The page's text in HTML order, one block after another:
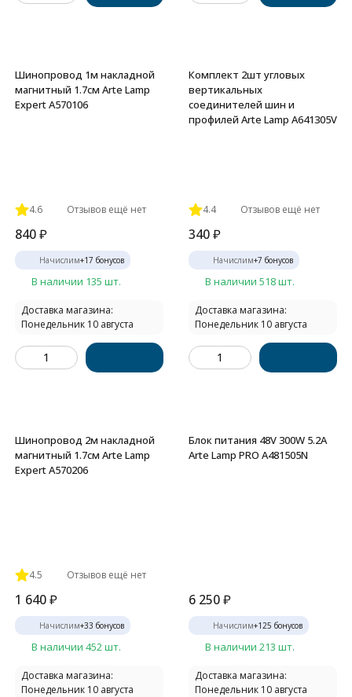
Шинопровод 1м накладной
магнитный 1.7см Arte Lamp
Expert A570106
4.6 Отзывов ещё нет
840₽
Начислим+17 бонусов
В наличии 135 шт.
Доставка магазина:
Понедельник 10 августа
Комплект 2шт угловых
вертикальных
соединителей шин и
профилей Arte Lamp A641305V
4.4 Отзывов ещё нет
340₽
Начислим+7 бонусов
В наличии 518 шт.
Доставка магазина:
Понедельник 10 августа
Шинопровод 2м накладной
магнитный 1.7см Arte Lamp
Expert A570206
4.5 Отзывов ещё нет
1 640₽
Начислим+33 бонусов
В наличии 452 шт.
Доставка магазина:
Понедельник 10 августа
Блок питания 48V 300W 5.2А
Arte Lamp PRO A481505N
6 250₽
Начислим+125 бонусов
В наличии 213 шт.
Доставка магазина:
Понедельник 10 августа